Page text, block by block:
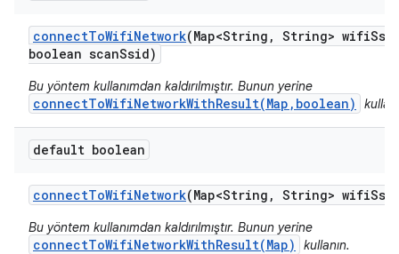
connectToWifiNetwork(Map<String , String> wifi
boolean scanSsid)
Bu yöntem kullanımdan kaldırılmıştır. Bunun yerine
connectToWifiNetworkWithResult(Map,boolean)
default boolean
connectToWifiNetwork(Map<String , String> wifi
Bu yöntem kullanımdan kaldırılmıştır. Bunun yerine
connectToWifiNetworkWithResult(Map) kullanın.